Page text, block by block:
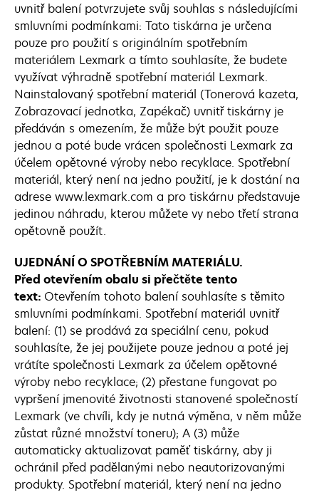
uvnitř balení potvrzujete svůj souhlas s následujícími
smluvními podmínkami: Tato tiskárna je určena
pouze pro použití s originálním spotřebním
materiálem Lexmark a tímto souhlasíte, že budete
využívat výhradně spotřební materiál Lexmark.
Nainstalovaný spotřební materiál (Tonerová kazeta,
Zobrazovací jednotka, Zapékač) uvnitř tiskárny je
předáván s omezením, že může být použit pouze
jednou a poté bude vrácen společnosti Lexmark za
účelem opětovné výroby nebo recyklace. Spotřební
materiál, který není na jedno použití, je k dostání na
adrese www.lexmark.com a pro tiskárnu představuje
jedinou náhradu, kterou můžete vy nebo třetí strana
opětovně použít.
UJEDNÁNÍ O SPOTŘEBNÍM MATERIÁLU.
Před otevřením obalu si přečtěte tento
text: Otevřením tohoto balení souhlasíte s těmito
smluvními podmínkami. Spotřební materiál uvnitř
balení: (1) se prodává za speciální cenu, pokud
souhlasíte, že jej použijete pouze jednou a poté jej
vrátíte společnosti Lexmark za účelem opětovné
výroby nebo recyklace; (2) přestane fungovat po
vypršení jmenovité životnosti stanovené společností
Lexmark (ve chvíli, kdy je nutná výměna, v něm může
zůstat různé množství toneru); A (3) může
automaticky aktualizovat paměť tiskárny, aby ji
ochránil před padělanými nebo neautorizovanými
produkty. Spotřební materiál, který není na jedno